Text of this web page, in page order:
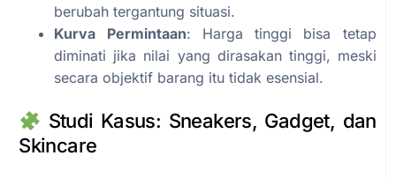
berubah tergantung situasi.
Kurva Permintaan: Harga tinggi bisa tetap
diminati jika nilai yang dirasakan tinggi, meski
secara objektif barang itu tidak esensial.
Studi Kasus: Sneakers, Gadget, dan
Skincare